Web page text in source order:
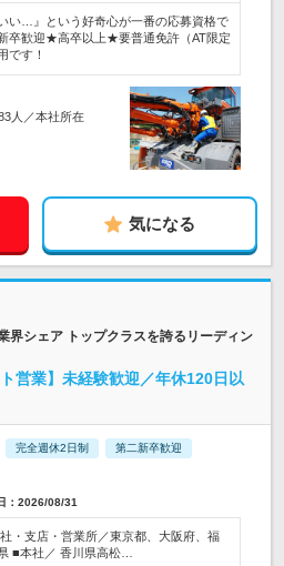
い…』という好奇心が一番の応募資格で
卒歓迎★高卒以上★要普通免許（AT限定
です！
人／本社所在
気になる
界シェア トップクラスを誇るリーディン
営業】未経験歓迎／年休120日以
完全週休2日制 第二新卒歓迎
：2026/08/31
・支店・営業所／東京都、大阪府、福
■本社／ 香川県高松…